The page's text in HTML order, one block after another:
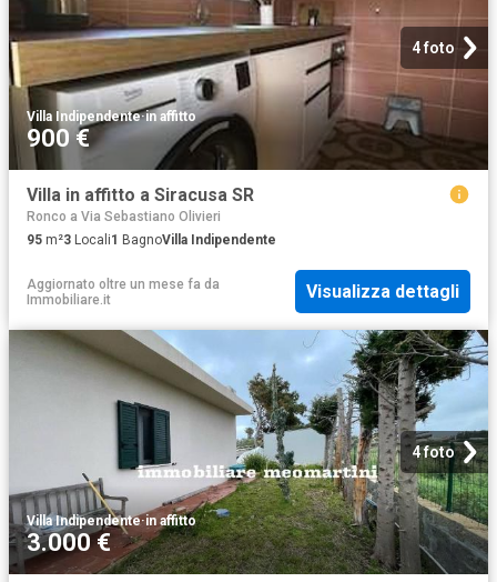
4 foto
Villa Indipendente·in affitto
900 €
Villa in affitto a Siracusa SR
Ronco a Via Sebastiano Olivieri
95 m²3 Locali1 BagnoVilla Indipendente
Aggiornato oltre un mese fa da
Immobiliare.it
Visualizza dettagli
4 foto
Villa Indipendente·in affitto
3.000 €